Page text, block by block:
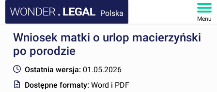
Polska
Menu
STRONA GŁÓWNA
FAQ
Wniosek matki o urlop macierzyński
po porodzie
Ostatnia wersja: 01.05.2026
Dostępne formaty:Word i PDF